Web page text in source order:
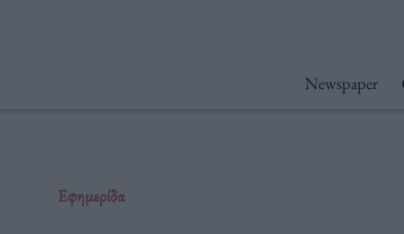
Newspaper
Εφημερίδα